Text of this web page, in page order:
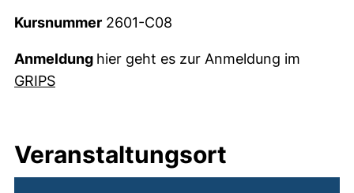
Kursnummer 2601-C08
Anmeldung hier geht es zur Anmeldung im
GRIPS(externer Link, öffnet neues Fenster)
Veranstaltungsort